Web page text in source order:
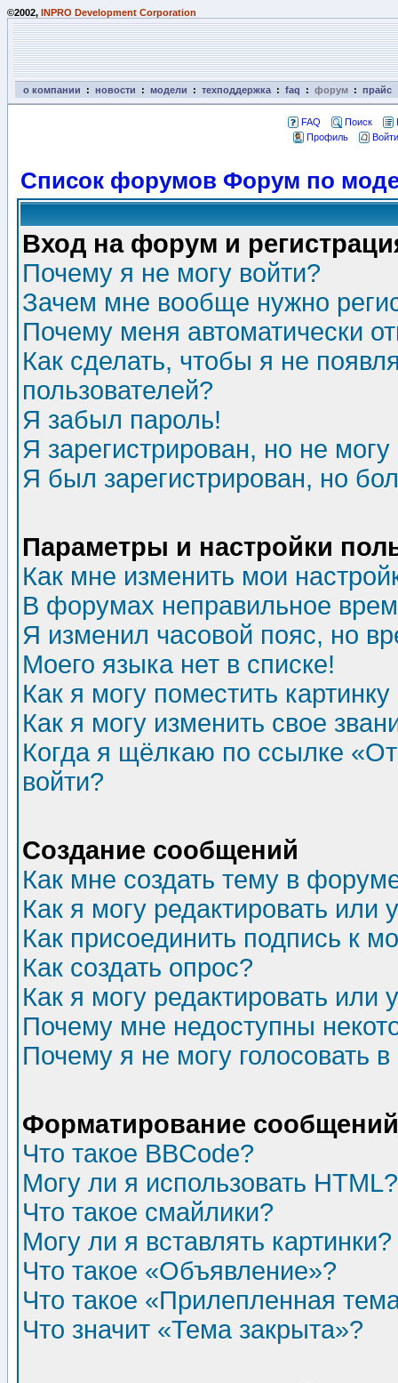
©2002, INPRO Development Corporation
о компании : новости : модели : техподдержка : faq : форум : прайс
FAQ Поиск
Профиль
Список форумов Форум по
Вход на форум и
Почему я не могу войти?
Зачем мне вообще нужно
Почему меня автоматически
Как сделать, чтобы я не
пользователей?
Я забыл пароль!
Я зарегистрирован, но не могу
Я был зарегистрирован, но
Параметры и настройки
Как мне изменить мои
В форумах неправильное
Я изменил часовой пояс, но
Моего языка нет в списке!
Как я могу поместить
Как я могу изменить свое
Когда я щёлкаю по ссылке
войти?
Создание сообщений
Как мне создать тему в
Как я могу редактировать или
Как присоединить подпись к
Как создать опрос?
Как я могу редактировать или
Почему мне недоступны
Почему я не могу голосовать
Форматирование
Что такое BBCode?
Могу ли я использовать HTML?
Что такое смайлики?
Могу ли я вставлять картинки?
Что такое «Объявление»?
Что такое «Прилепленная
Что значит «Тема закрыта»?